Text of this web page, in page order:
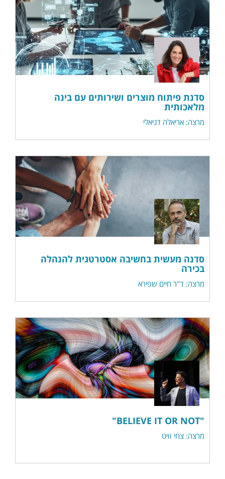
סדנת פיתוח מוצרים ושירותים עם בינה
מלאכותית
מרצה: אריאלה דניאלי
סדנה מעשית בחשיבה אסטרטגית להנהלה
בכירה
מרצה: ד"ר חיים שפירא
"BELIEVE IT OR NOT"
מרצה: צחי וויט